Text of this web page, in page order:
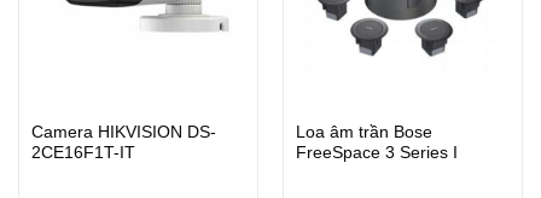
Camera HIKVISION DS-
2CE16F1T-IT
Loa âm trần Bose
FreeSpace 3 Series I